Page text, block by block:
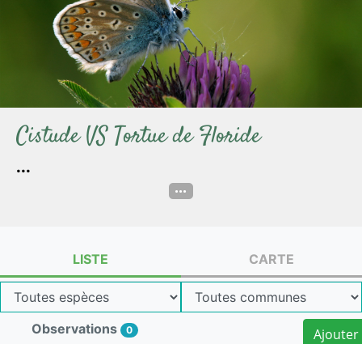
Cistude VS Tortue de Floride
...
...
LISTE CARTE
Observations 0 Ajouter